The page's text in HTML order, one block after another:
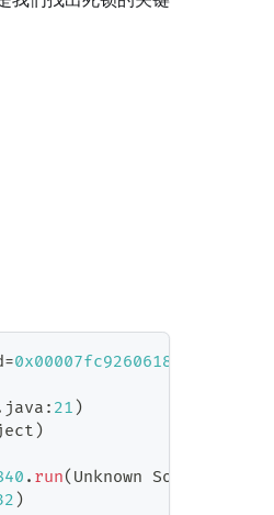
=0x00007fc926061800
java : 21 )
)
. run( Unknown Source
)